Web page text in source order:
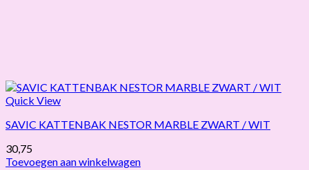
Quick View
SAVIC KATTENBAK NESTOR MARBLE ZWART / WIT
30,75
Toevoegen aan winkelwagen